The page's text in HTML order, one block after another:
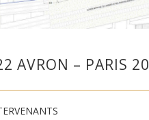
AVRON – PARIS 20